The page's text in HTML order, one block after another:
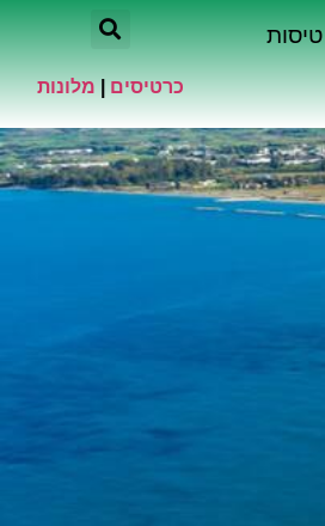
טיסות
כרטיסים מלונות